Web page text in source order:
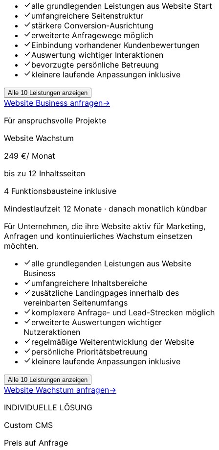
alle grundlegenden Leistungen aus Website Start
umfangreichere Seitenstruktur
stärkere Conversion-Ausrichtung
erweiterte Anfragewege möglich
Einbindung vorhandener Kundenbewertungen
Auswertung wichtiger Interaktionen
bevorzugte persönliche Betreuung
kleinere laufende Anpassungen inklusive
Alle 10 Leistungen anzeigen
Website Business anfragen→
Für anspruchsvolle Projekte
Website Wachstum
249 €/ Monat
bis zu 12 Inhaltsseiten
4 Funktionsbausteine inklusive
Mindestlaufzeit 12 Monate · danach monatlich kündbar
Für Unternehmen, die ihre Website aktiv für Marketing,
Anfragen und kontinuierliches Wachstum einsetzen
möchten.
alle grundlegenden Leistungen aus Website
Business
umfangreichere Inhaltsbereiche
zusätzliche Landingpages innerhalb des
vereinbarten Seitenumfangs
komplexere Anfrage- und Lead-Strecken möglich
erweiterte Auswertungen wichtiger
Nutzeraktionen
regelmäßige Weiterentwicklung der Website
persönliche Prioritätsbetreuung
kleinere laufende Anpassungen inklusive
Alle 10 Leistungen anzeigen
Website Wachstum anfragen→
INDIVIDUELLE LÖSUNG
Custom CMS
Preis auf Anfrage